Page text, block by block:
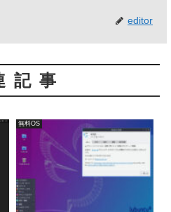
editor
記事
無料OS